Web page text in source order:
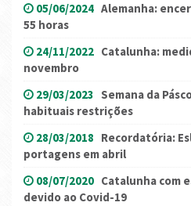
05/06/2024 Alemanha:
55 horas
24/11/2022 Catalunha:
novembro
29/03/2023 Semana da
habituais restrições
28/03/2018 Recordatória:
portagens em abril
08/07/2020 Catalunha com
devido ao Covid-19